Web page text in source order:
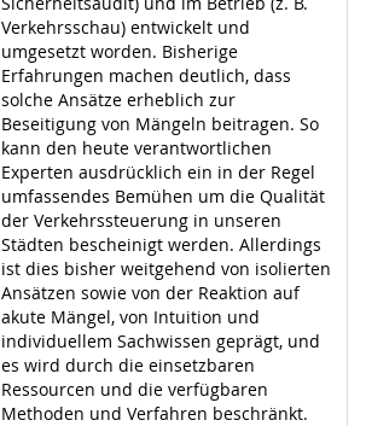
Verkehrsschau) entwickelt und
umgesetzt worden. Bisherige
Erfahrungen machen deutlich, dass
solche Ansätze erheblich zur
Beseitigung von Mängeln beitragen. So
kann den heute verantwortlichen
Experten ausdrücklich ein in der Regel
umfassendes Bemühen um die Qualität
der Verkehrssteuerung in unseren
Städten bescheinigt werden. Allerdings
ist dies bisher weitgehend von isolierten
Ansätzen sowie von der Reaktion auf
akute Mängel, von Intuition und
individuellem Sachwissen geprägt, und
es wird durch die einsetzbaren
Ressourcen und die verfügbaren
Methoden und Verfahren beschränkt.